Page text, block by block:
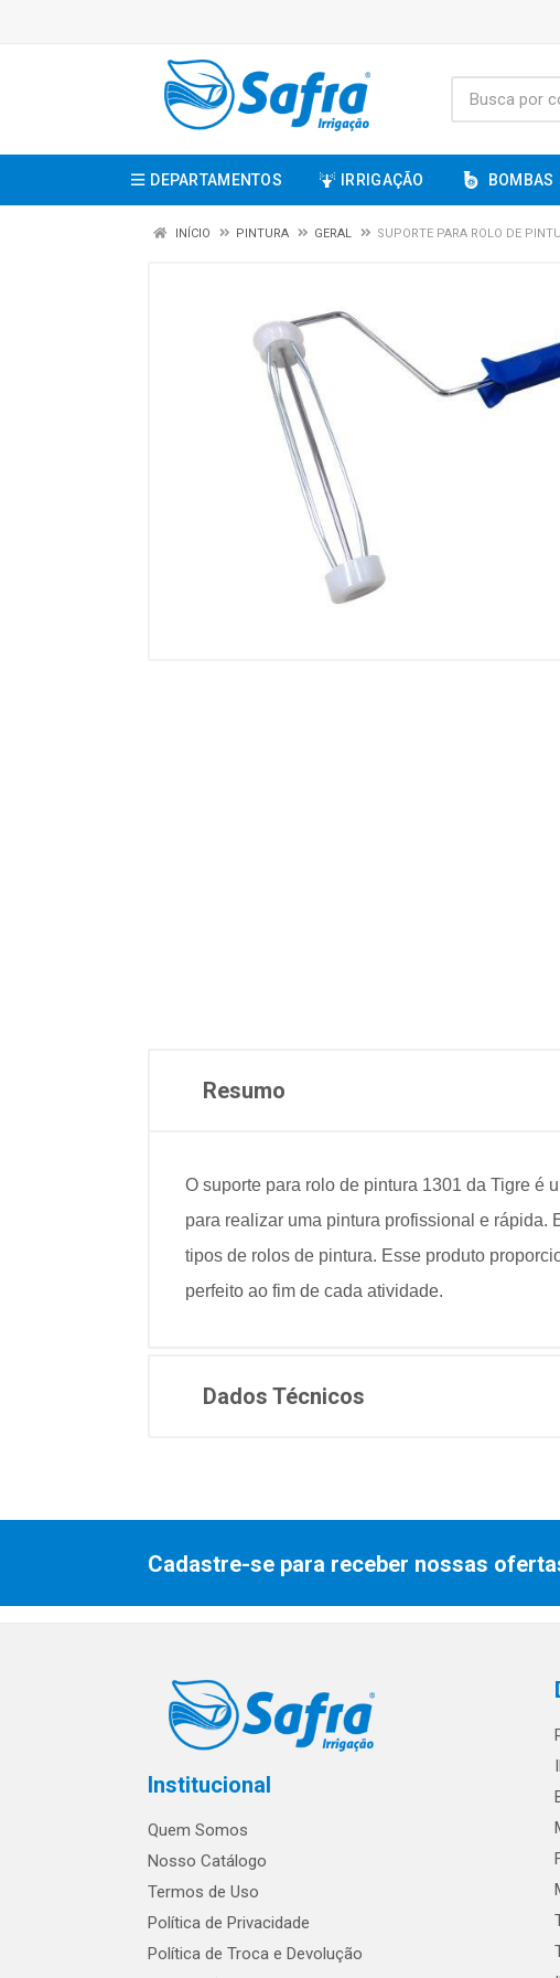
DEPARTAMENTOS IRRIGAÇÃO BOMBAS
INÍCIO PINTURA GERAL SUPORTE PARA ROLO DE
Resumo
O suporte para rolo de pintura 1301 da Tigre é
para realizar uma pintura profissional e rápida.
tipos de rolos de pintura. Esse produto
perfeito ao fim de cada atividade.
Dados Técnicos
Cadastre-se para receber nossas
Institucional
Quem Somos
Nosso Catálogo
Termos de Uso
Política de Privacidade
Política de Troca e Devolução